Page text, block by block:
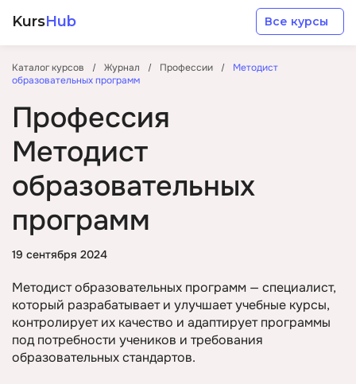
KursHub Все курсы
Каталог курсов Журнал Профессии
Методист
образовательных программ
Профессия
Методист
образовательных
программ
19 сентября 2024
Методист образовательных программ — специалист,
который разрабатывает и улучшает учебные курсы,
контролирует их качество и адаптирует программы
под потребности учеников и требования
образовательных стандартов.
Разработка
Маркетинг
Дизайн
Аналитика
Менеджмент